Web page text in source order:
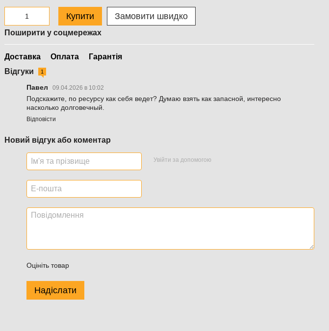
Купити Замовити швидко
Поширити у соцмережах
Доставка Оплата
Гарантія
Відгуки
1
Павел 09.04.2026 в 10:02
Подскажите, по ресурсу как себя ведет? Думаю взять как запасной, интересно
насколько долговечный.
Відповісти
Новий відгук або коментар
Увійти за допомогою
Оцініть товар
Надіслати